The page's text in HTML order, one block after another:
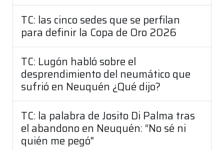
TC: las cinco sedes que se perfilan
para definir la Copa de Oro 2026
TC: Lugón habló sobre el
desprendimiento del neumático que
sufrió en Neuquén ¿Qué dijo?
TC: la palabra de Josito Di Palma tras
el abandono en Neuquén: “No sé ni
quién me pegó"